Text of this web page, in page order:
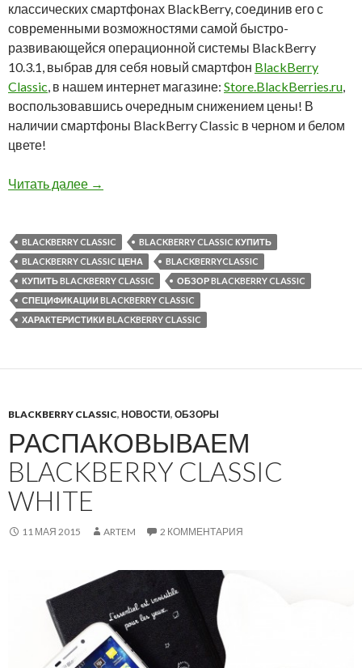
классических смартфонах BlackBerry, соединив его с
современными возможностями самой быстро-
развивающейся операционной системы BlackBerry
10.3.1, выбрав для себя новый смартфон BlackBerry
Classic, в нашем интернет магазине: Store.BlackBerries.ru,
воспользовавшись очередным снижением цены! В
наличии смартфоны BlackBerry Classic в черном и белом
цвете!
Читать далее Снижена цена на BlackBerry Classic
→
BLACKBERRY CLASSIC
BLACKBERRY CLASSIC КУПИТЬ
BLACKBERRY CLASSIC ЦЕНА
BLACKBERRYCLASSIC
КУПИТЬ BLACKBERRY CLASSIC
ОБЗОР BLACKBERRY CLASSIC
СПЕЦИФИКАЦИИ BLACKBERRY CLASSIC
ХАРАКТЕРИСТИКИ BLACKBERRY CLASSIC
BLACKBERRY CLASSIC, НОВОСТИ, ОБЗОРЫ
РАСПАКОВЫВАЕМ
BLACKBERRY CLASSIC
WHITE
11 МАЯ 2015 ARTEM 2 КОММЕНТАРИЯ